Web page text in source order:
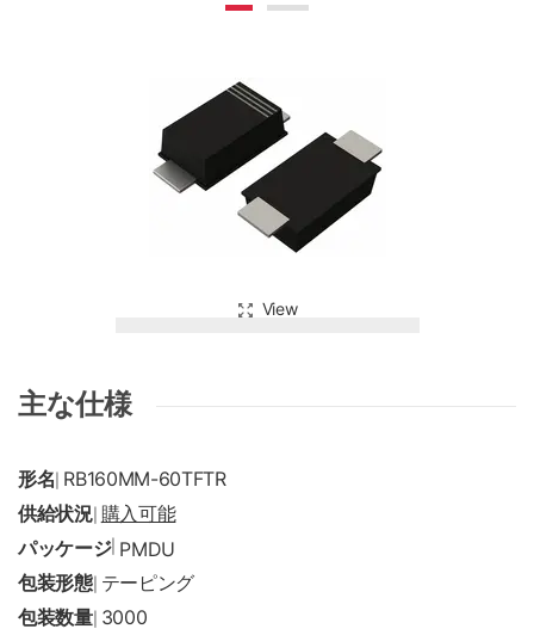
View
主な仕様
形名 RB160MM-60TFTR
供給状況| 購入可能
パッケージ| PMDU
包装形態| テーピング
包装数量| 3000